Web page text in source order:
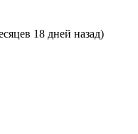
18 дней назад)